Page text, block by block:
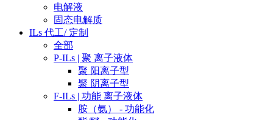
电解液
固态电解质
ILs 代工/ 定制
全部
P-ILs | 聚 离子液体
聚 阳离子型
聚 阴离子型
F-ILs | 功能 离子液体
胺（氨） - 功能化